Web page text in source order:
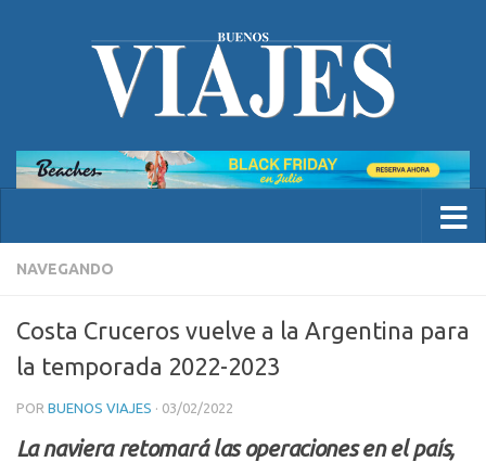
NAVEGANDO
Costa Cruceros vuelve a la Argentina para
la temporada 2022-2023
POR BUENOS VIAJES · 03/02/2022
La naviera retomará las operaciones en el país,